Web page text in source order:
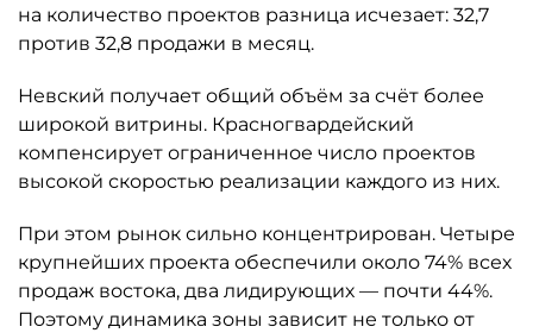
на количество проектов разница исчезает: 32,7
против 32,8 продажи в месяц.
Невский получает общий объём за счёт более
широкой витрины. Красногвардейский
компенсирует ограниченное число проектов
высокой скоростью реализации каждого из них.
При этом рынок сильно концентрирован. Четыре
крупнейших проекта обеспечили около 74% всех
продаж востока, два лидирующих — почти 44%.
Поэтому динамика зоны зависит не только от